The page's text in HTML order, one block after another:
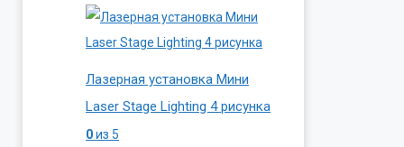
Лазерная установка Мини
Laser Stage Lighting 4 рисунка
0из 5